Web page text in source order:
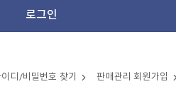
로그인
이디/비밀번호 찾기 판매관리 회원가입